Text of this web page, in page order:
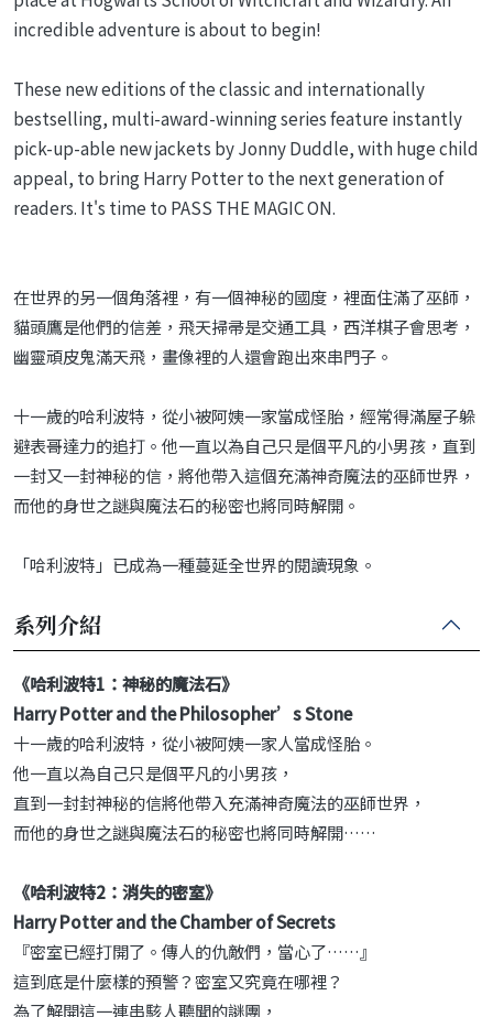
incredible adventure is about to begin!
These new editions of the classic and internationally
bestselling, multi-award-winning series feature instantly
pick-up-able new jackets by Jonny Duddle, with huge child
appeal, to bring Harry Potter to the next generation of
readers. It's time to PASS THE MAGIC ON.
在世界的另一個角落裡，有一個神秘的國度，裡面住滿了巫師，
貓頭鷹是他們的信差，飛天掃帚是交通工具，西洋棋子會思考，
幽靈頑皮鬼滿天飛，畫像裡的人還會跑出來串門子。
十一歲的哈利波特，從小被阿姨一家當成怪胎，經常得滿屋子躲
避表哥達力的追打。他一直以為自己只是個平凡的小男孩，直到
一封又一封神秘的信，將他帶入這個充滿神奇魔法的巫師世界，
而他的身世之謎與魔法石的秘密也將同時解開。
「哈利波特」已成為一種蔓延全世界的閱讀現象。
系列介紹
《哈利波特1：神秘的魔法石》
Harry Potter and the Philosopher’s Stone
十一歲的哈利波特，從小被阿姨一家人當成怪胎。
他一直以為自己只是個平凡的小男孩，
直到一封封神秘的信將他帶入充滿神奇魔法的巫師世界，
而他的身世之謎與魔法石的秘密也將同時解開……
《哈利波特2：消失的密室》
Harry Potter and the Chamber of Secrets
『密室已經打開了。傳人的仇敵們，當心了……』
這到底是什麼樣的預警？密室又究竟在哪裡？
為了解開這一連串駭人聽聞的謎團，